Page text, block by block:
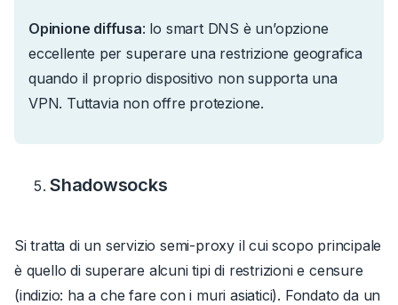
Opinione diffusa: lo smart DNS è un’opzione
eccellente per superare una restrizione geografica
quando il proprio dispositivo non supporta una
VPN. Tuttavia non offre protezione.
Shadowsocks
Si tratta di un serviziosemi-proxy il cui scopo principale
è quello di superare alcuni tipi di restrizioni e censure
(indizio: ha a che fare con i muri asiatici). Fondato da un